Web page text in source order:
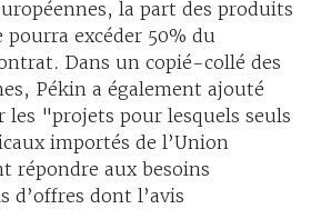
la part des produits
pourra excéder 50% du
Dans un copié-collé des
Pékin a également ajouté
les "projets pour lesquels seuls
importés de l’Union
répondre aux besoins
d’offres dont l’avis